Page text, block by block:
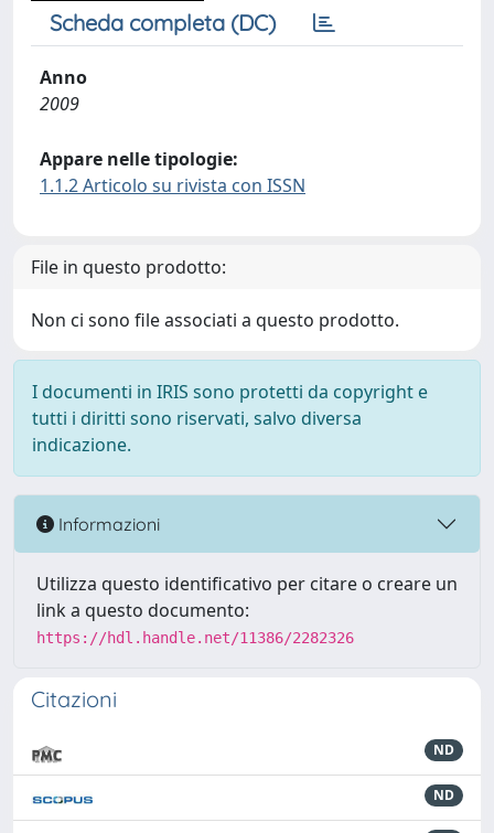
Scheda completa (DC)
Anno
2009
Appare nelle tipologie:
1.1.2 Articolo su rivista con ISSN
File in questo prodotto:
Non ci sono file associati a questo prodotto.
I documenti in IRIS sono protetti da copyright e
tutti i diritti sono riservati, salvo diversa
indicazione.
Informazioni
Utilizza questo identificativo per citare o creare un
link a questo documento:
https://hdl.handle.net/11386/2282326
Citazioni
ND
ND